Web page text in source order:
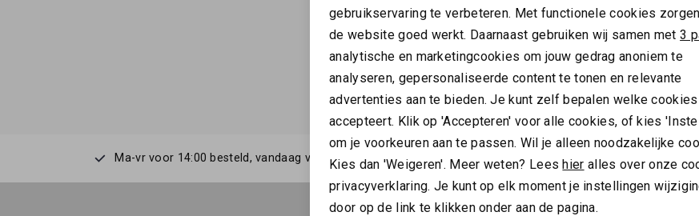
Schrijf je in en ontvang 10% korting op je 1e bestelling
AANMELDEN
Hoe we met je data omgaan? Bekijk dit in onze
privacyverklaring.
Ma-vr voor 14:00 besteld, vandaag verstuurd Meld je aan voor de nieuwsbrief Gratis
Analytische cookies Marketing cookies
gebruikservaring te verbeteren. Met functionele cookies
de website goed werkt. Daarnaast gebruiken wij samen met3
analytische en marketingcookies om jouw gedrag anoniem te
analyseren, gepersonaliseerde content te tonen en relevante
advertenties aan te bieden. Je kunt zelf bepalen welke
accepteert. Klik op 'Accepteren' voor alle cookies, of kies
om je voorkeuren aan te passen. Wil je alleen noodzakelijke
Kies dan 'Weigeren'. Meer weten? Leeshier alles over onze
privacyverklaring. Je kunt op elk moment je instellingen
door op de link te klikken onder aan de pagina.